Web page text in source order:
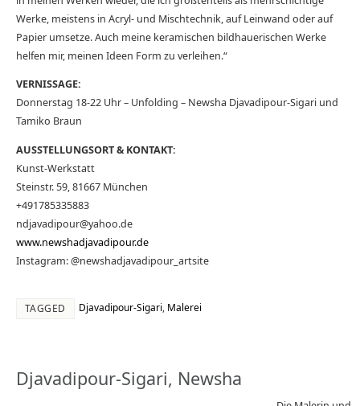
Werke, meistens in Acryl- und Mischtechnik, auf Leinwand oder auf
Papier umsetze. Auch meine keramischen bildhauerischen Werke
helfen mir, meinen Ideen Form zu verleihen.“
VERNISSAGE:
Donnerstag 18-22 Uhr – Unfolding – Newsha Djavadipour-Sigari und
Tamiko Braun
AUSSTELLUNGSORT & KONTAKT:
Kunst-Werkstatt
Steinstr. 59, 81667 München
+491785335883
ndjavadipour@yahoo.de
www.newshadjavadipour.de
Instagram: @newshadjavadipour_artsite
TAGGED Djavadipour-Sigari, Malerei
Djavadipour-Sigari, Newsha